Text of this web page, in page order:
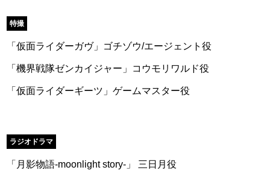
特撮
「仮面ライダーガヴ」ゴチゾウ/エージェント役
「機界戦隊ゼンカイジャー」コウモリワルド役
「仮面ライダーギーツ」ゲームマスター役
ラジオドラマ
「月影物語-moonlight story-」 三日月役